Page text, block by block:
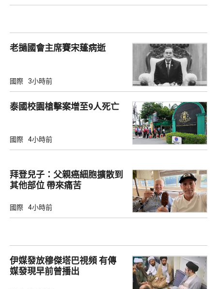
老撾國會主席賽宋蓬病逝
國際 3小時前
泰國校園槍擊案增至9人死亡
國際 4小時前
拜登兒子：父親癌細胞擴散到
其他部位 帶來痛苦
國際 4小時前
伊媒發放穆傑塔巴視頻 有傳
媒發現早前曾播出